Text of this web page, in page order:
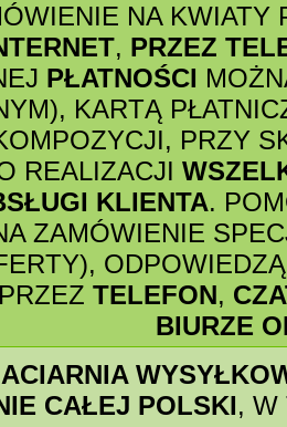
NA KWIATY
, PRZEZ
PŁATNOŚCI
KARTĄ
PRZY
REALIZACJI
KLIENTA.
ZAMÓWIENIE
PRZEZ TELEFON,
BIURZE
CAŁEJ POLSKI, W